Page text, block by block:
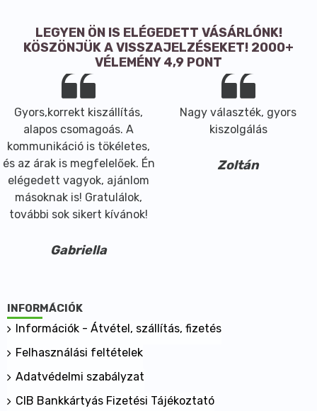
LEGYEN ÖN IS ELÉGEDETT VÁSÁRLÓNK!
KÖSZÖNJÜK A VISSZAJELZÉSEKET! 2000+
VÉLEMÉNY 4,9 PONT
Gyors,korrekt kiszállítás,
alapos csomagoás. A
kommunikáció is tökéletes,
és az árak is megfelelőek. Én
elégedett vagyok, ajánlom
másoknak is! Gratulálok,
további sok sikert kívánok!
Gabriella
Nagy választék, gyors
kiszolgálás
Zoltán
INFORMÁCIÓK
Információk - Átvétel, szállítás, fizetés
Felhasználási feltételek
Adatvédelmi szabályzat
CIB Bankkártyás Fizetési Tájékoztató